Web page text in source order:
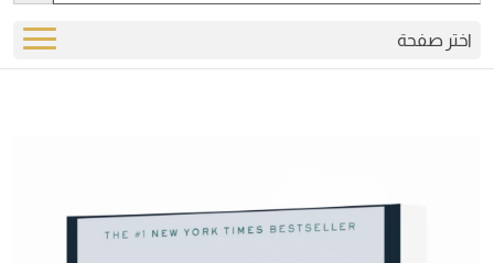
اختر صفحة